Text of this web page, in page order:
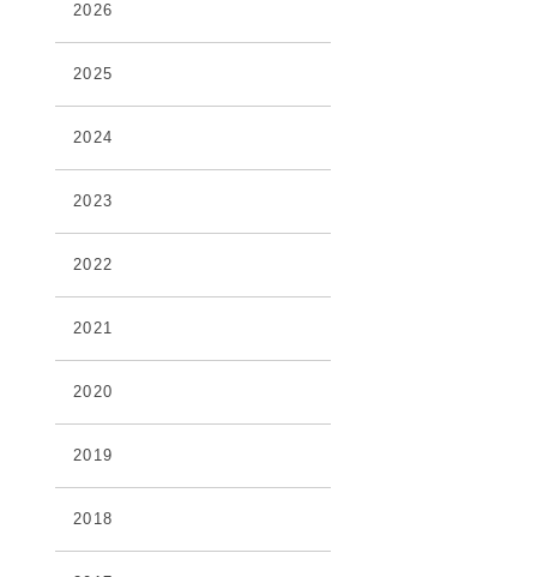
2026
2025
2024
2023
2022
2021
2020
2019
2018